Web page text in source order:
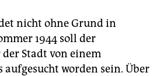
nicht ohne Grund in
1944 soll der
Stadt von einem
worden sein. Über